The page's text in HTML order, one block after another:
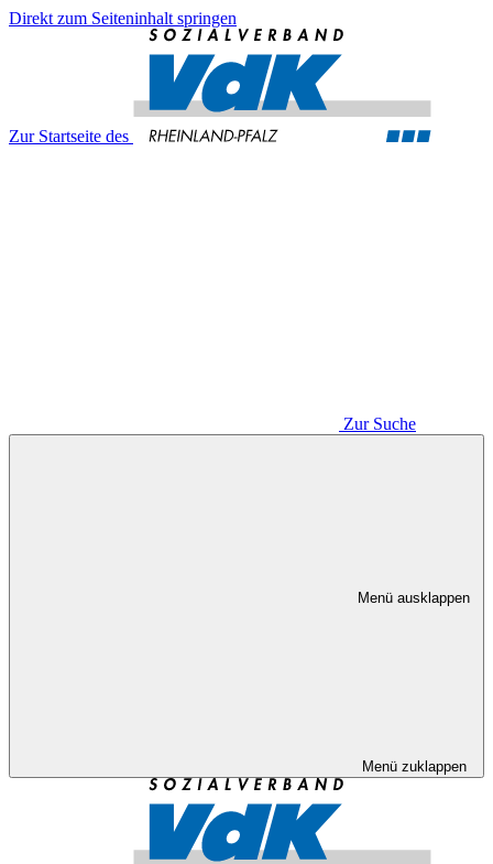
Direkt zum Seiteninhalt springen
Zur Startseite des
Zur Suche
Menü ausklappen
Menü zuklappen